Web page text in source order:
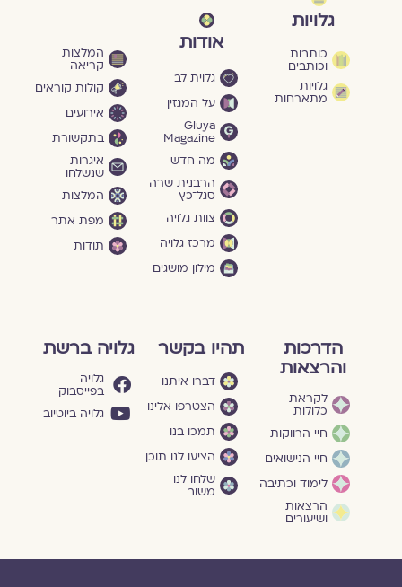
גלויות
כותבות
וכותבים
גלויות
מתארחות
אודות
גלוית לב
על המגזין
Gluya
Magazine
מה חדש
הרבנית שרה
סגל־כץ
צוות גלויה
מרכז גלויה
מילון מושגים
המלצות
קריאה
קולות קוראים
אירועים
בתקשורת
איגרות
שנשלחו
המלצות
מפת אתר
תודות
הדרכות
והרצאות
לקראת
כלולות
חיי הרווקות
חיי הנישואים
לימוד וכתיבה
הרצאות
ושיעורים
תהיו בקשר
דברו איתנו
הצטרפו אלינו
תמכו בנו
הציעו לנו תוכן
שלחו לנו
משוב
גלויה ברשת
גלויה
בפייסבוק
גלויה ביוטיוב